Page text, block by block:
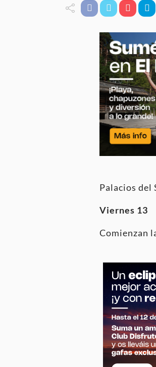
Palacios del
Viernes 13
Comienzan